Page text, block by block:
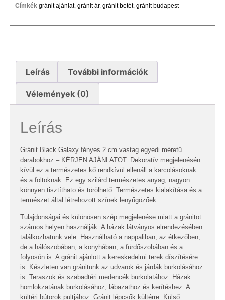
Címkék gránit ajánlat, gránit ár, gránit betét, gránit budapest
Leírás További információk
Vélemények (0)
Leírás
Gránit Black Galaxy fényes 2 cm vastag egyedi méretű
darabokhoz – KÉRJEN AJÁNLATOT. Dekoratív megjelenésén
kívül ez a természetes kő rendkívül ellenáll a karcolásoknak
és a foltoknak. Ez egy szilárd természetes anyag, nagyon
könnyen tisztíthato és törölhető. Természetes kialakítása és a
természet által létrehozott színek lenyűgözőek.
Tulajdonságai és különösen szép megjelenése miatt a gránitot
számos helyen használják. A házak látványos elrendezésében
találkozhatunk vele. Használható a nappaliban, az étkezőben,
de a hálószobában, a konyhában, a fürdőszobában és a
folyosón is. A gránit ajánlott a kereskedelmi terek díszítésére
is. Készleten van gránitunk az udvarok és járdák burkolásához
is. Teraszok és szabadtéri medencék burkolatához. Házak
homlokzatának burkolásához, lábazathoz és kerítéshez. A
kültéri bútorok pultjához. Gránit lépcsők kültérre. Külső